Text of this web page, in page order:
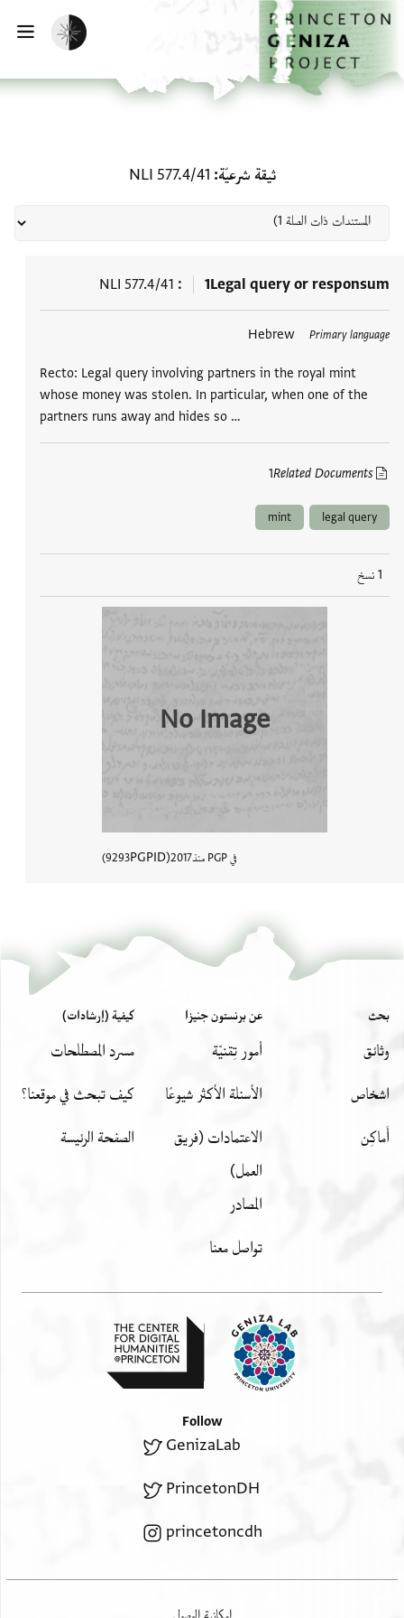
تخطي إلى المحتوى الرئيسي
الصفحة الرئيسية
تفعيل الوضع المظلم
ثيقة شرعيّة NLI 577.4/41
1Legal query or responsum
NLI 577.4/41
Primary language
Hebrew
Recto: Legal query involving partners in the royal mint
whose money was stolen. In particular, when one of the
partners runs away and hides so …
Related Documents
1
العلامات
legal query
mint
1 نسخ
No Image
في PGP منذ 2017
PGPID
9293
بحث
وثائق
اشخاص
أَماكِن
عن برنستون جنيزا
أمور تِقنيّة
الأسئلة الأكثر شيوعًا
الاعتمادات (فريق
العمل)
المصادر
تواصل معنا
كيفية (إرشادات)
مسرد المصطلحات
كيف تبحث في موقعنا؟
الصفحة الرئيسة
Follow
GenizaLab
PrincetonDH
princetoncdh